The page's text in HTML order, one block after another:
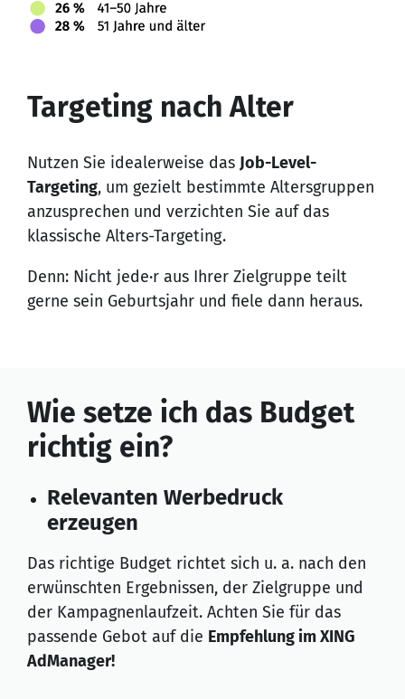
Targeting nach Alter
Nutzen Sie idealerweise das Job-Level-
Targeting, um gezielt bestimmte Altersgruppen
anzusprechen und verzichten Sie auf das
klassische Alters-Targeting.
Denn: Nicht jede·r aus Ihrer Zielgruppe teilt
gerne sein Geburtsjahr und fiele dann heraus.
Wie setze ich das Budget
richtig ein?
Relevanten Werbedruck
erzeugen
Das richtige Budget richtet sich u. a. nach den
erwünschten Ergebnissen, der Zielgruppe und
der Kampagnenlaufzeit. Achten Sie für das
passende Gebot auf die Empfehlung im XING
AdManager!